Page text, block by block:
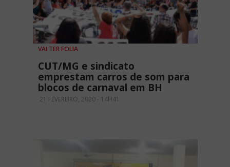
VAI TER FOLIA
CUT/MG e sindicato
emprestam carros de som para
blocos de carnaval em BH
21 FEVEREIRO, 2020 - 14H41